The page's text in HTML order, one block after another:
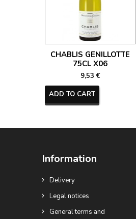
CHABLIS GENILLOTTE
75CL X06
9,53 €
ADD TO CART
Information
Delivery
Legal notices
General terms and